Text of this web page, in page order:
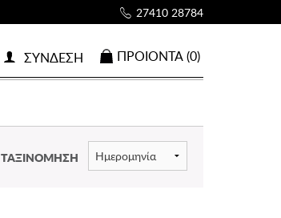
27410 28784
ΠΡΟΙOΝΤΑ (0)
ΣΥΝΔΕΣΗ
ΤΑΞΙΝΟΜΗΣΗ